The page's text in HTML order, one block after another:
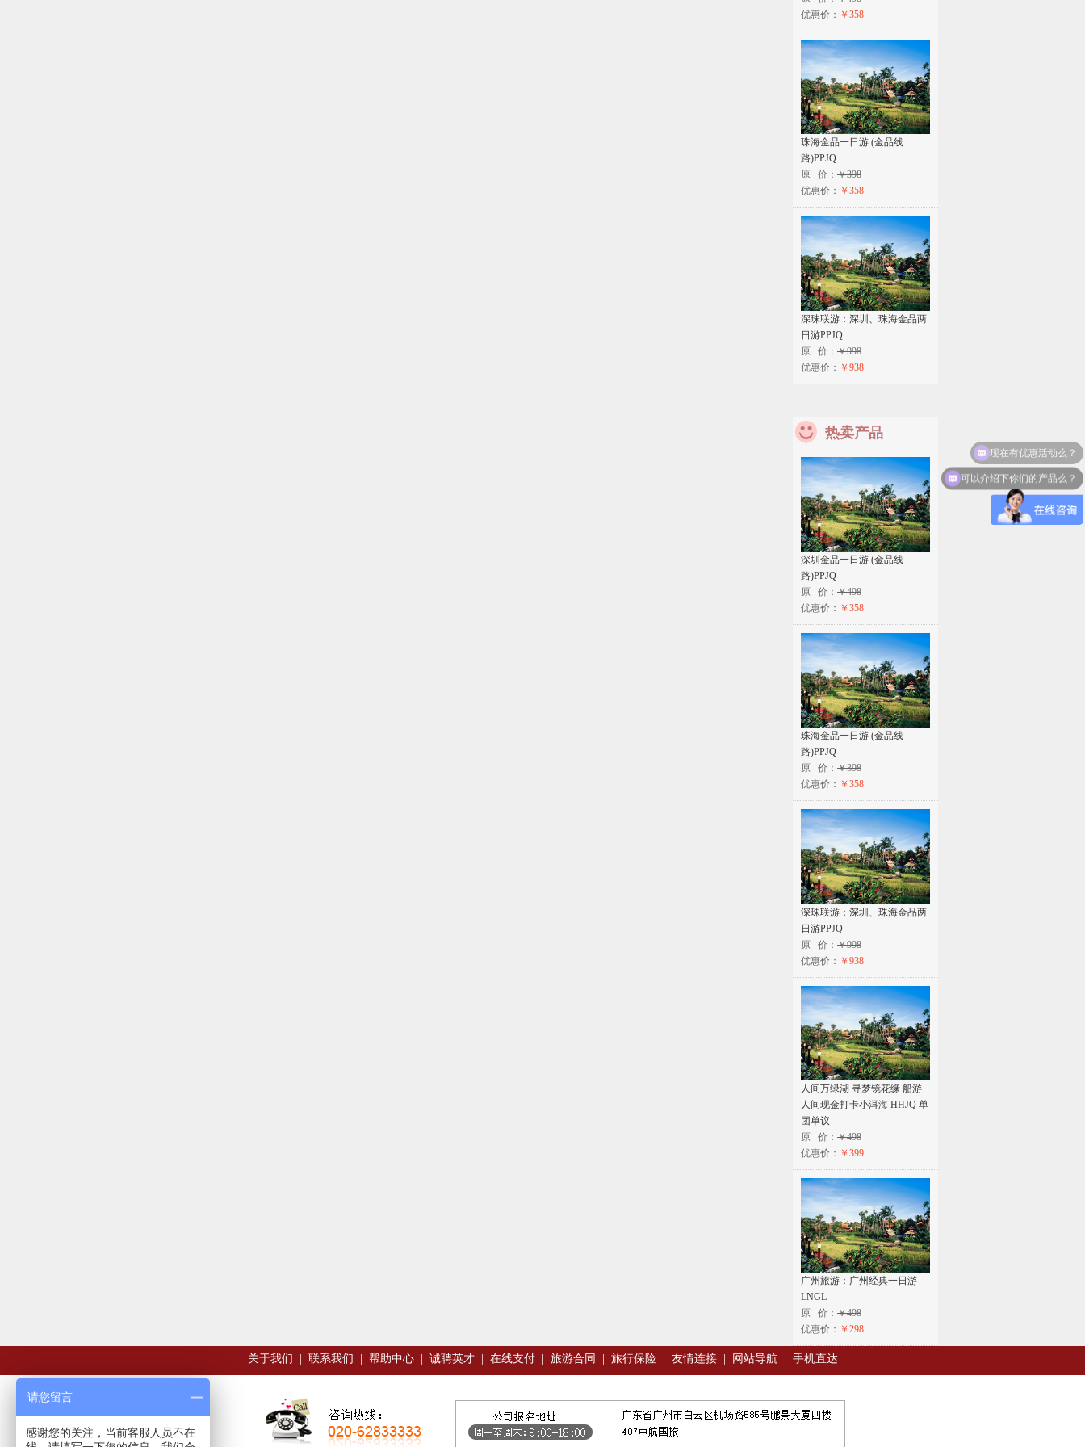
优惠价： ￥358
珠海金品一日游 (金品线
路)PPJQ
原 价： ￥398
优惠价： ￥358
深珠联游：深圳、珠海金品两
日游PPJQ
原 价： ￥998
优惠价： ￥938
热卖产品
深圳金品一日游 (金品线
路)PPJQ
原 价： ￥498
优惠价： ￥358
珠海金品一日游 (金品线
路)PPJQ
原 价： ￥398
优惠价： ￥358
深珠联游：深圳、珠海金品两
日游PPJQ
原 价： ￥998
优惠价： ￥938
人间万绿湖 寻梦镜花缘 船游
人间现金打卡小洱海 HHJQ 单
团单议
原 价： ￥498
优惠价： ￥399
广州旅游：广州经典一日游
LNGL
原 价： ￥498
优惠价： ￥298
关于我们 联系我们 帮助中心 诚聘英才 在线支付 旅游合同 旅行保险 友情连接 网站导航 手机直达
可以介绍下你们的产品么？
现在有优惠活动么？
请您留言
感谢您的关注，当前客服人员不在